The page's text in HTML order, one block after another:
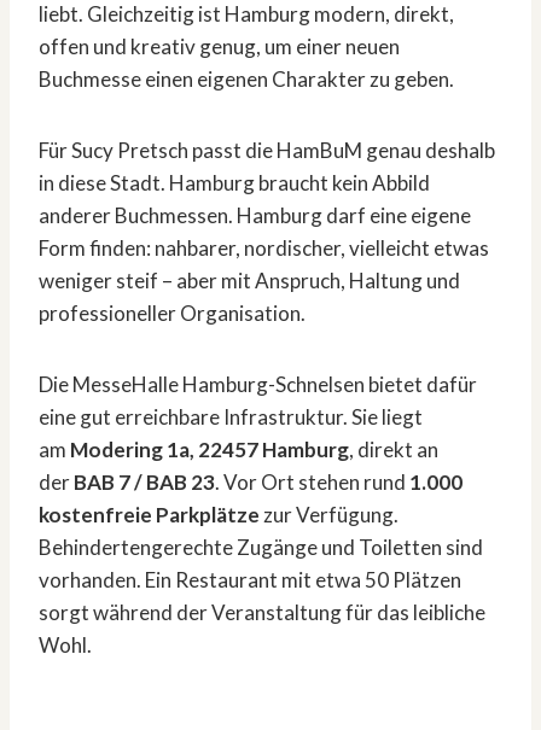
liebt. Gleichzeitig ist Hamburg modern, direkt,
offen und kreativ genug, um einer neuen
Buchmesse einen eigenen Charakter zu geben.
Für Sucy Pretsch passt die HamBuM genau deshalb
in diese Stadt. Hamburg braucht kein Abbild
anderer Buchmessen. Hamburg darf eine eigene
Form finden: nahbarer, nordischer, vielleicht etwas
weniger steif – aber mit Anspruch, Haltung und
professioneller Organisation.
Die MesseHalle Hamburg-Schnelsen bietet dafür
eine gut erreichbare Infrastruktur. Sie liegt
am Modering 1a, 22457 Hamburg, direkt an
derBAB 7 / BAB 23. Vor Ort stehen rund 1.000
kostenfreie Parkplätze zur Verfügung.
Behindertengerechte Zugänge und Toiletten sind
vorhanden. Ein Restaurant mit etwa 50 Plätzen
sorgt während der Veranstaltung für das leibliche
Wohl.